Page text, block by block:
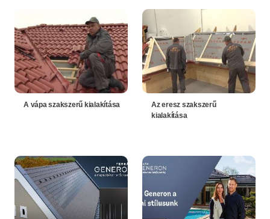
A vápa szakszerű kialakítása
Az eresz szakszerű
kialakítása